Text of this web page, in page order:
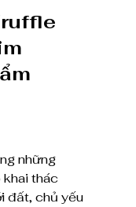
những
thác
đất, chủ yếu